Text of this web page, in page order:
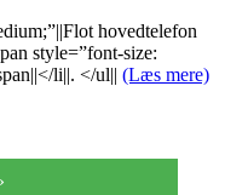
hovedtelefon
style=”font-size:
li||. </ul|| (Læs mere)